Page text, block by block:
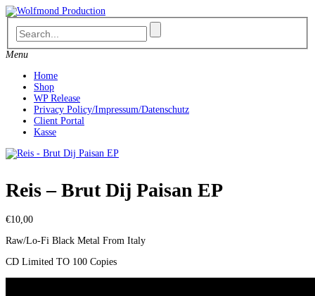
Skip
to
content
Menu
Home
Shop
WP Release
Privacy Policy/Impressum/Datenschutz
Client Portal
Kasse
Reis – Brut Dij Paisan EP
€10,00
Raw/Lo-Fi Black Metal From Italy
CD Limited TO 100 Copies